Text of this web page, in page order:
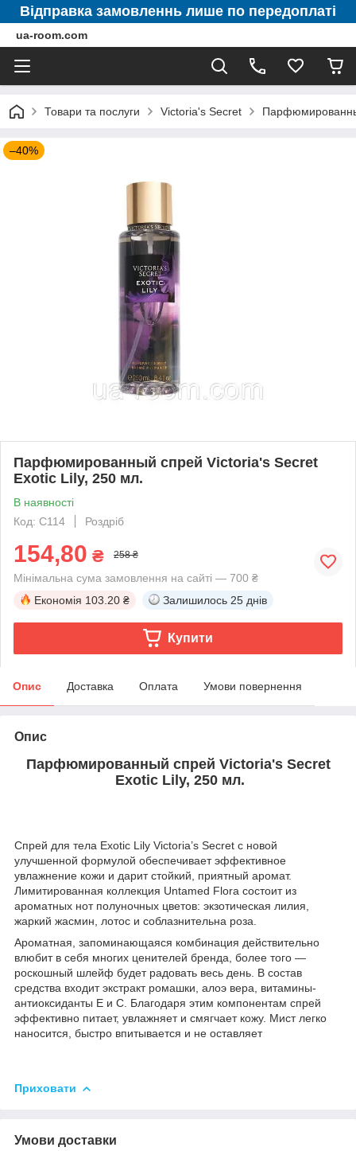
Відправка замовленнь лише по передоплаті
ua-room.com
Товари та послуги Victoria's Secret
–40%
Парфюмированный спрей Victoria's Secret
Exotic Lily, 250 мл.
В наявності
Код: C114
Роздріб
154,80 ₴ 258 ₴
Мінімальна сума замовлення на сайті — 700 ₴
Економія 103.20 ₴ Залишилось 25 днів
Купити
Опис Доставка Оплата Умови повернення
Опис
Парфюмированный спрей Victoria's Secret
Exotic Lily, 250 мл.
Спрей для тела Exotic Lily Victoria’s Secret с новой
улучшенной формулой обеспечивает эффективное
увлажнение кожи и дарит стойкий, приятный аромат.
Лимитированная коллекция Untamed Flora состоит из
ароматных нот полуночных цветов: экзотическая лилия,
жаркий жасмин, лотос и соблазнительна роза.
Ароматная, запоминающаяся комбинация действительно
влюбит в себя многих ценителей бренда, более того —
роскошный шлейф будет радовать весь день. В состав
средства входит экстракт ромашки, алоэ вера, витамины-
антиоксиданты Е и С. Благодаря этим компонентам спрей
эффективно питает, увлажняет и смягчает кожу. Мист легко
наносится, быстро впитывается и не оставляет
Приховати
Умови доставки